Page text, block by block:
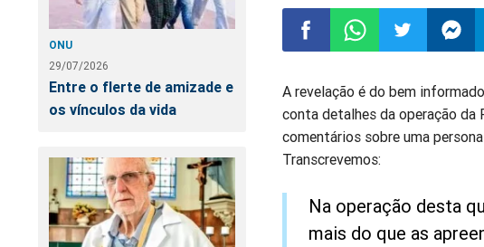
ONU
29/07/2026
Entre o flerte de amizade e
os vínculos da vida
no
Facebook
no
Whatsapp
no
Twitter
no
A revelação é do bem
conta detalhes da operação
comentários sobre uma
Transcrevemos:
Na operação desta
mais do que as